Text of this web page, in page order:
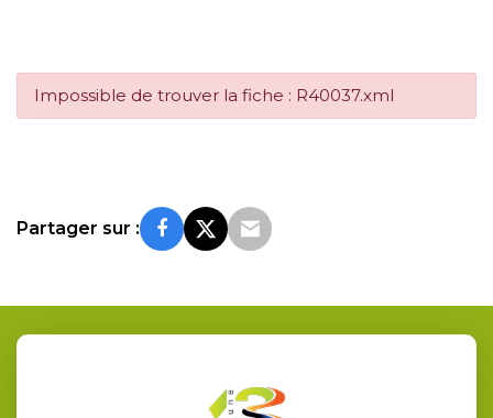
Impossible de trouver la fiche : R40037.xml
Partager sur :